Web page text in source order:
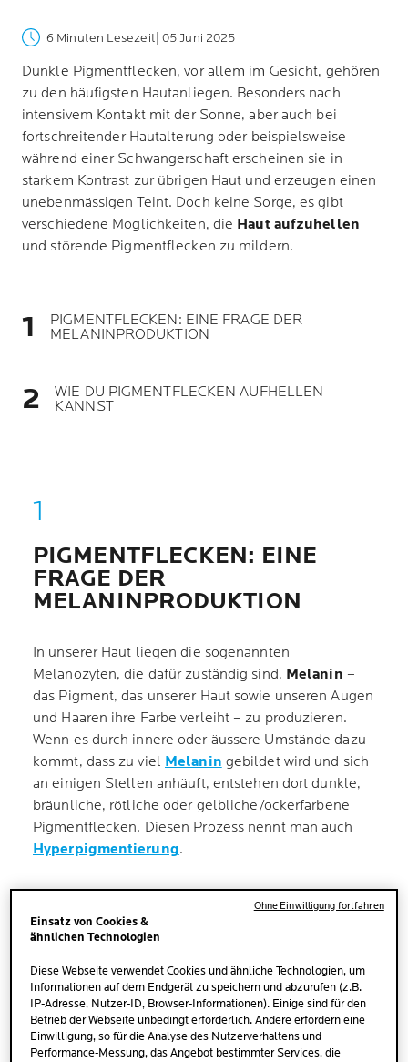
6 Minuten Lesezeit | 05 Juni 2025
Dunkle Pigmentflecken, vor allem im Gesicht, gehören
zu den häufigsten Hautanliegen. Besonders nach
intensivem Kontakt mit der Sonne, aber auch bei
fortschreitender Hautalterung oder beispielsweise
während einer Schwangerschaft erscheinen sie in
starkem Kontrast zur übrigen Haut und erzeugen einen
unebenmässigen Teint. Doch keine Sorge, es gibt
verschiedene Möglichkeiten, die Haut aufzuhellen
und störende Pigmentflecken zu mildern.
PIGMENTFLECKEN: EINE FRAGE DER
MELANINPRODUKTION
WIE DU PIGMENTFLECKEN AUFHELLEN
KANNST
PIGMENTFLECKEN: EINE
FRAGE DER
MELANINPRODUKTION
In unserer Haut liegen die sogenannten
Melanozyten, die dafür zuständig sind, Melanin –
das Pigment, das unserer Haut sowie unseren Augen
und Haaren ihre Farbe verleiht – zu produzieren.
Wenn es durch innere oder äussere Umstände dazu
kommt, dass zu viel Melanin gebildet wird und sich
an einigen Stellen anhäuft, entstehen dort dunkle,
bräunliche, rötliche oder gelbliche/ockerfarbene
Pigmentflecken. Diesen Prozess nennt man auch
Hyperpigmentierung.
Zu den häufigsten Arten von dunklen
Pigmentflecken gehören:
Sonnen- oderAltersflecken(Lentigines
solares/seniles)
Pickelmale(postinflammatorische
Hyperpigmentierung)
Einsatz von Cookies &
ähnlichen Technologien
Diese Webseite verwendet Cookies und ähnliche Technologien, um
Informationen auf dem Endgerät zu speichern und abzurufen (z.B.
IP-Adresse, Nutzer-ID, Browser-Informationen). Einige sind für den
Betrieb der Webseite unbedingt erforderlich. Andere erfordern eine
Einwilligung, so für die Analyse des Nutzerverhaltens und
Performance-Messung, das Angebot bestimmter Services, die
Ohne Einwilligung fortfahren